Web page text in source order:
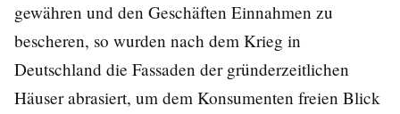
gewähren und den Geschäften Einnahmen zu
bescheren, so wurden nach dem Krieg in
Deutschland die Fassaden der gründerzeitlichen
Häuser abrasiert, um dem Konsumenten freien Blick